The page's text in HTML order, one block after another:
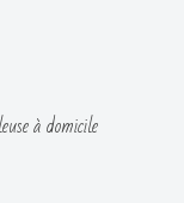
à domicile